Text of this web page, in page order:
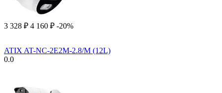
3 328 ₽ 4 160 ₽ -20%
ATIX AT-NC-2E2M-2.8/M (12L)
0.0